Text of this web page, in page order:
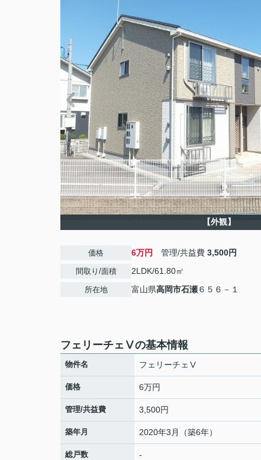
【外観】
価格 6万円 管理/共益費 3,500円
間取り/面積 2LDK/61.80㎡
所在地 富山県高岡市石瀬６５６－１
フェリーチェⅤの基本情報
物件名 フェリーチェⅤ
価格 6万円
管理/共益費 3,500円
築年月 2020年3月（築6年）
総戸数 -